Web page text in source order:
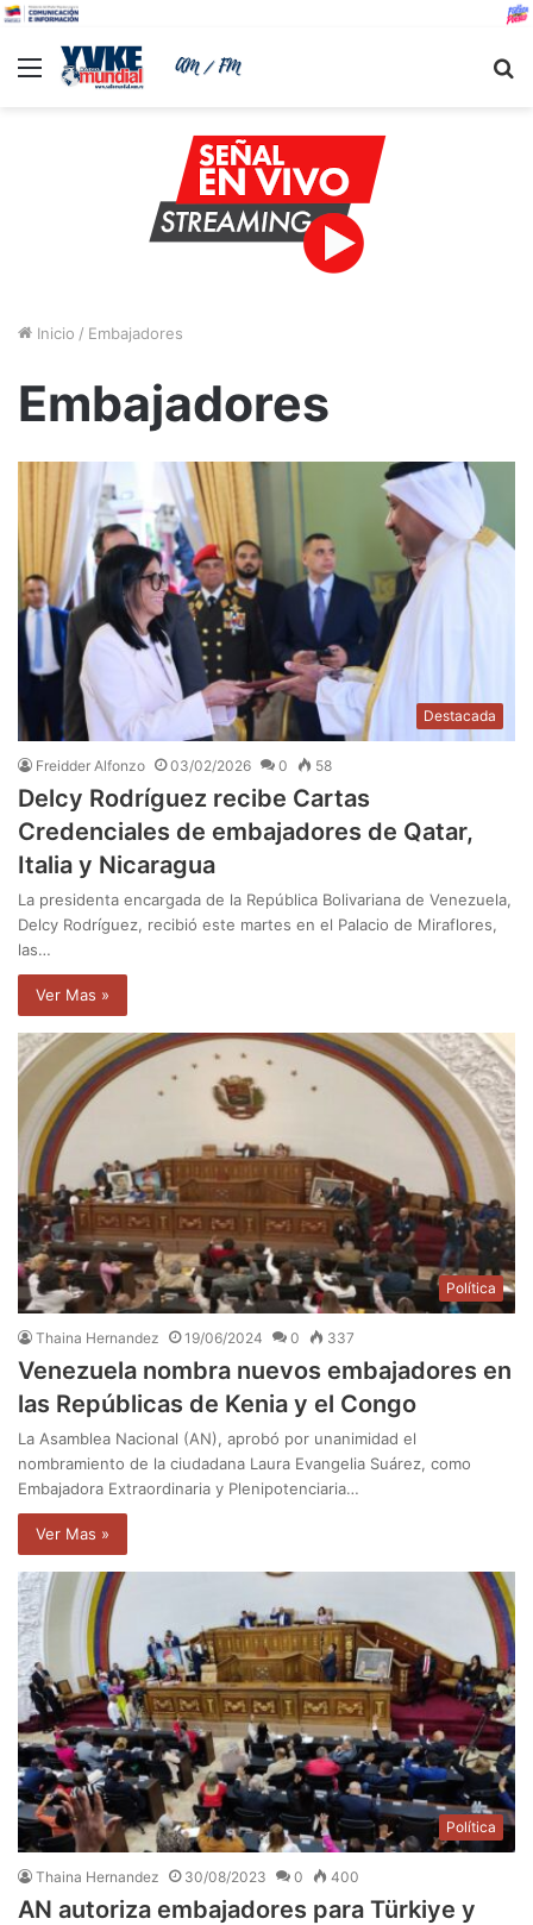
Menu
Inicio / Embajadores
Embajadores
Destacada
Freidder Alfonzo 03/02/2026 0 58
Delcy Rodríguez recibe Cartas
Credenciales de embajadores de Qatar,
Italia y Nicaragua
La presidenta encargada de la República Bolivariana de Venezuela,
Delcy Rodríguez, recibió este martes en el Palacio de Miraflores,
las…
Ver Mas »
Política
Thaina Hernandez 19/06/2024 0 337
Venezuela nombra nuevos embajadores en
las Repúblicas de Kenia y el Congo
La Asamblea Nacional (AN), aprobó por unanimidad el
nombramiento de la ciudadana Laura Evangelia Suárez, como
Embajadora Extraordinaria y Plenipotenciaria…
Ver Mas »
Política
Thaina Hernandez 30/08/2023 0 400
AN autoriza embajadores para Türkiye y